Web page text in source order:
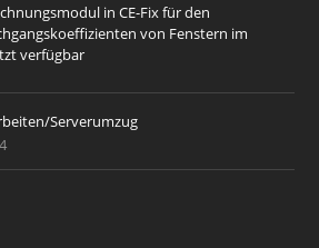
in CE-Fix für den
von Fenstern im
verfügbar
Serverumzug